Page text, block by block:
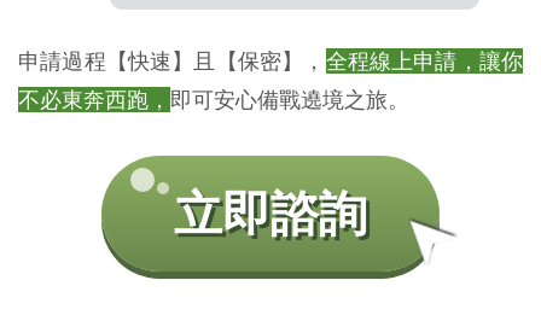
申請過程【快速】且【保密】， 全程線上申請，讓你
不必東奔西跑， 即可安心備戰遶境之旅。
立即諮詢 ➤